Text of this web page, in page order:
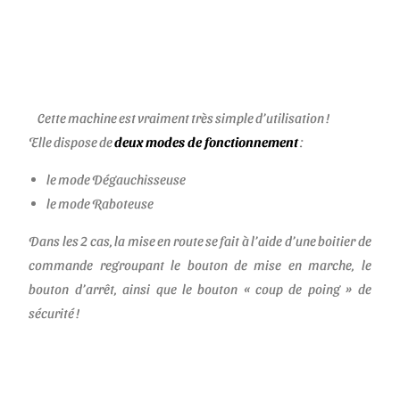
Cette machine est vraiment très simple d’utilisation !
Elle dispose dedeux modes de fonctionnement:
le mode Dégauchisseuse
le mode Raboteuse
Dans les 2 cas, la mise en route se fait à l’aide d’une boitier de
commande regroupant le bouton de mise en marche, le
bouton d’arrêt, ainsi que le bouton « coup de poing » de
sécurité !